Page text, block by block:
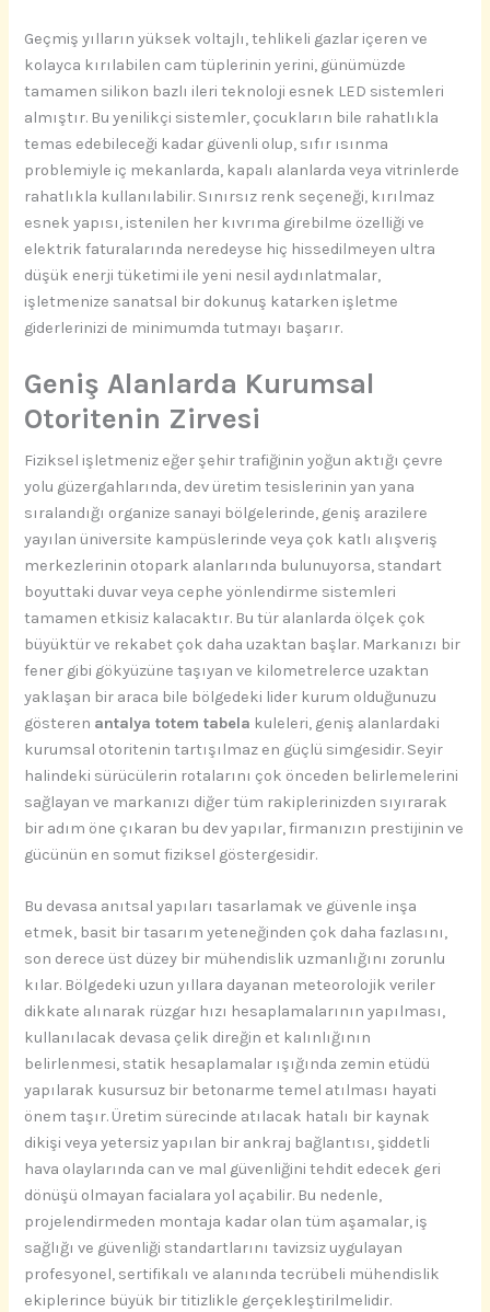
Geçmiş yılların yüksek voltajlı, tehlikeli gazlar içeren ve
kolayca kırılabilen cam tüplerinin yerini, günümüzde
tamamen silikon bazlı ileri teknoloji esnek LED sistemleri
almıştır. Bu yenilikçi sistemler, çocukların bile rahatlıkla
temas edebileceği kadar güvenli olup, sıfır ısınma
problemiyle iç mekanlarda, kapalı alanlarda veya vitrinlerde
rahatlıkla kullanılabilir. Sınırsız renk seçeneği, kırılmaz
esnek yapısı, istenilen her kıvrıma girebilme özelliği ve
elektrik faturalarında neredeyse hiç hissedilmeyen ultra
düşük enerji tüketimi ile yeni nesil aydınlatmalar,
işletmenize sanatsal bir dokunuş katarken işletme
giderlerinizi de minimumda tutmayı başarır.
Geniş Alanlarda Kurumsal
Otoritenin Zirvesi
Fiziksel işletmeniz eğer şehir trafiğinin yoğun aktığı çevre
yolu güzergahlarında, dev üretim tesislerinin yan yana
sıralandığı organize sanayi bölgelerinde, geniş arazilere
yayılan üniversite kampüslerinde veya çok katlı alışveriş
merkezlerinin otopark alanlarında bulunuyorsa, standart
boyuttaki duvar veya cephe yönlendirme sistemleri
tamamen etkisiz kalacaktır. Bu tür alanlarda ölçek çok
büyüktür ve rekabet çok daha uzaktan başlar. Markanızı bir
fener gibi gökyüzüne taşıyan ve kilometrelerce uzaktan
yaklaşan bir araca bile bölgedeki lider kurum olduğunuzu
gösteren antalya totem tabela kuleleri, geniş alanlardaki
kurumsal otoritenin tartışılmaz en güçlü simgesidir. Seyir
halindeki sürücülerin rotalarını çok önceden belirlemelerini
sağlayan ve markanızı diğer tüm rakiplerinizden sıyırarak
bir adım öne çıkaran bu dev yapılar, firmanızın prestijinin ve
gücünün en somut fiziksel göstergesidir.
Bu devasa anıtsal yapıları tasarlamak ve güvenle inşa
etmek, basit bir tasarım yeteneğinden çok daha fazlasını,
son derece üst düzey bir mühendislik uzmanlığını zorunlu
kılar. Bölgedeki uzun yıllara dayanan meteorolojik veriler
dikkate alınarak rüzgar hızı hesaplamalarının yapılması,
kullanılacak devasa çelik direğin et kalınlığının
belirlenmesi, statik hesaplamalar ışığında zemin etüdü
yapılarak kusursuz bir betonarme temel atılması hayati
önem taşır. Üretim sürecinde atılacak hatalı bir kaynak
dikişi veya yetersiz yapılan bir ankraj bağlantısı, şiddetli
hava olaylarında can ve mal güvenliğini tehdit edecek geri
dönüşü olmayan facialara yol açabilir. Bu nedenle,
projelendirmeden montaja kadar olan tüm aşamalar, iş
sağlığı ve güvenliği standartlarını tavizsiz uygulayan
profesyonel, sertifikalı ve alanında tecrübeli mühendislik
ekiplerince büyük bir titizlikle gerçekleştirilmelidir.